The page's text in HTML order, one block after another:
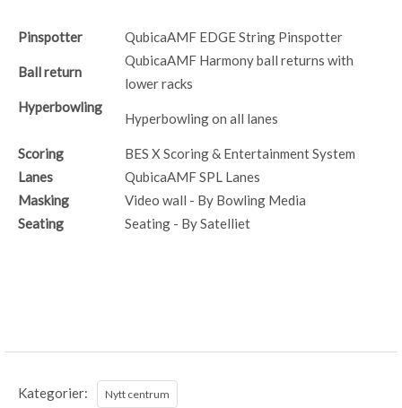
Pinspotter QubicaAMF EDGE String Pinspotter
Ball return
QubicaAMF Harmony ball returns with
lower racks
Hyperbowling
Hyperbowling on all lanes
Scoring
BES X Scoring & Entertainment System
Lanes
QubicaAMF SPL Lanes
Masking
Video wall - By Bowling Media
Seating
Seating - By Satelliet
Kategorier: Nytt centrum